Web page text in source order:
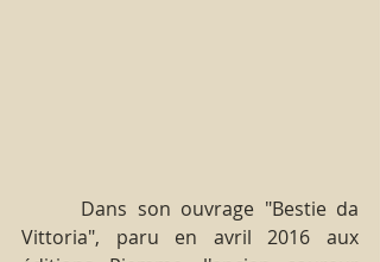
Vittoria", paru en avril 2016 aux